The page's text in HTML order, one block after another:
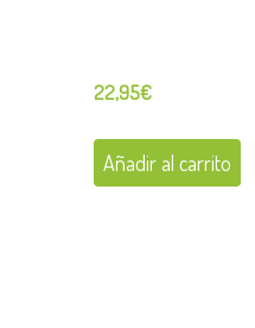
22,95€
Añadir al carrito